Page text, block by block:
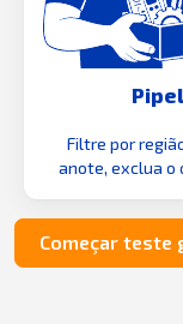
Filtre por
anote, exclua o
Começar teste